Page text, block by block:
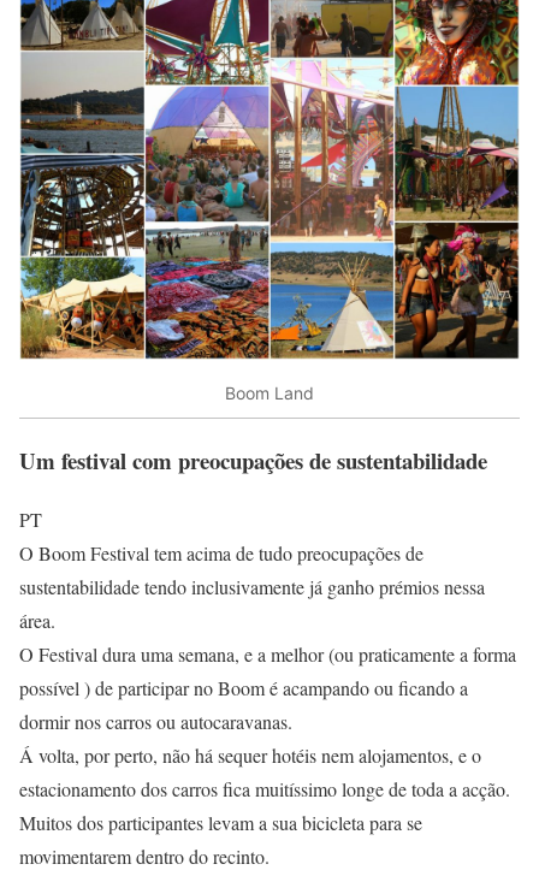
Boom Land
Um festival com preocupações de sustentabilidade
PT
O Boom Festival tem acima de tudo preocupações de
sustentabilidade tendo inclusivamente já ganho prémios nessa
área.
O Festival dura uma semana, e a melhor (ou praticamente a forma
possível ) de participar no Boom é acampando ou ficando a
dormir nos carros ou autocaravanas.
Á volta, por perto, não há sequer hotéis nem alojamentos, e o
estacionamento dos carros fica muitíssimo longe de toda a acção.
Muitos dos participantes levam a sua bicicleta para se
movimentarem dentro do recinto.